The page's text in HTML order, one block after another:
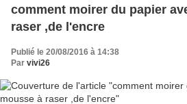
comment moirer du papier
raser ,de l'encre
Publié le 20/08/2016 à 14:38
Par vivi26